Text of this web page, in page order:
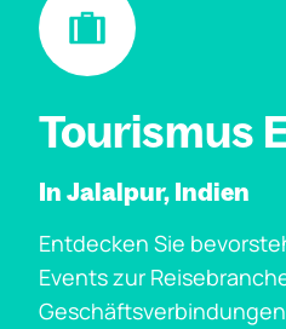
Tourismus
In Jalalpur, Indien
Entdecken Sie
Events zur